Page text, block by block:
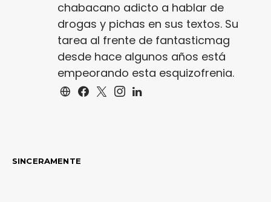
chabacano adicto a hablar de
drogas y pichas en sus textos. Su
tarea al frente de fantasticmag
desde hace algunos años está
empeorando esta esquizofrenia.
SINCERAMENTE